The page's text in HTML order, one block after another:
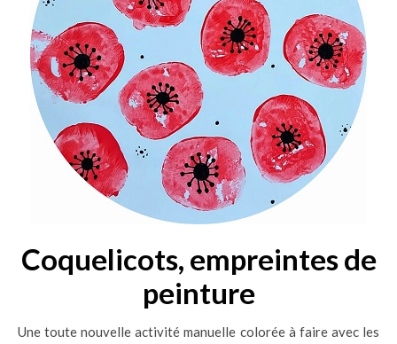
Coquelicots, empreintes de
peinture
Une toute nouvelle activité manuelle colorée à faire avec les